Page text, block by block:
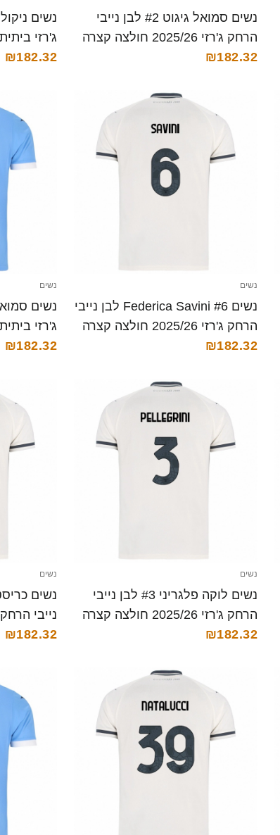
נשים סמואל גיגוט #2 לבן נייבי
הרחק ג'רזי 2025/26 חולצה קצרה
₪182.32
ג'רזי ביתית 2025/26 חולצה קצרה
₪182.32
נשים
נשים Federica Savini #6 לבן נייבי
הרחק ג'רזי 2025/26 חולצה קצרה
₪182.32
נשים
ג'רזי ביתית 2025/26 חולצה קצרה
₪182.32
נשים
נשים לוקה פלגריני #3 לבן נייבי
הרחק ג'רזי 2025/26 חולצה קצרה
₪182.32
נשים
קצרה
₪182.32